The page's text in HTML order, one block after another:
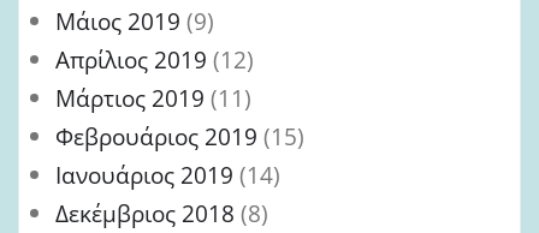
Μάιος 2019 (9)
Απρίλιος 2019 (12)
Μάρτιος 2019 (11)
Φεβρουάριος 2019 (15)
Ιανουάριος 2019 (14)
Δεκέμβριος 2018 (8)